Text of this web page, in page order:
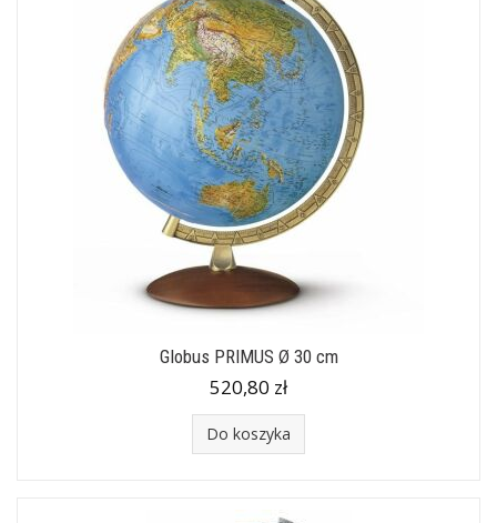
Globus PRIMUS Ø 30 cm
520,80 zł
Do koszyka